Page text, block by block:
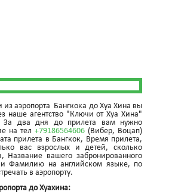
аэропорта Бангкока до Хуа Хина вы
наше агентство "Ключи от Хуа Хина"
За два дня до прилета вам нужно
на тел +79186564606 (Вибер, Воцап)
прилета в Бангкок, Время прилета,
вас взрослых и детей, сколько
Название вашего забронированного
Фамилию на английском языке, по
в аэропорту.
до Хуахина: